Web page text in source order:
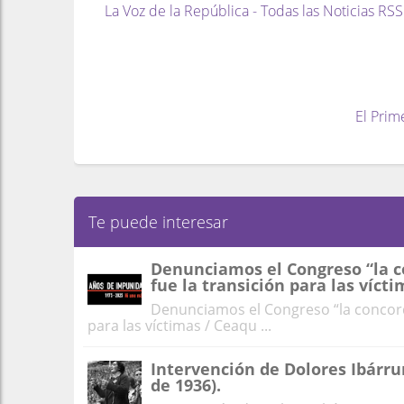
La Voz de la República - Todas las Noticias RSS
El
Te puede interesar
Denunciamos el Congreso “la
fue la transición para las
Denunciamos el Congreso “la
para las víctimas / Ceaqu ...
Intervención de Dolores
de 1936).